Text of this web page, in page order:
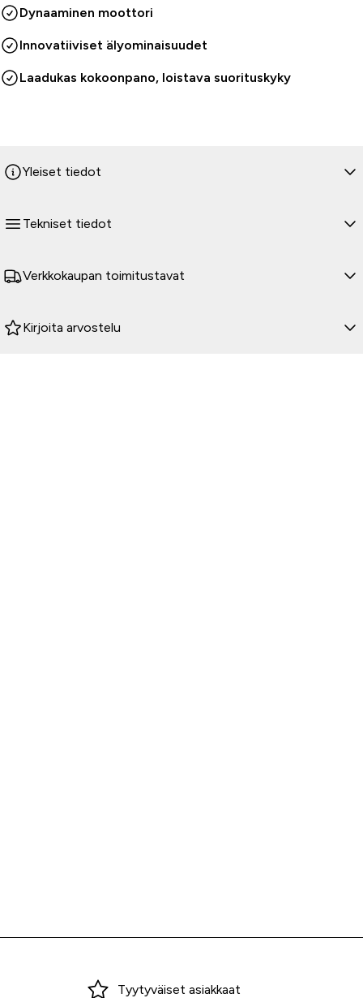
Dynaaminen moottori
Innovatiiviset älyominaisuudet
Laadukas kokoonpano, loistava suorituskyky
Yleiset tiedot
Tekniset tiedot
Verkkokaupan toimitustavat
Kirjoita arvostelu
Miksi ostaa Tarvikekeskuksesta?
Tyytyväiset asiakkaat